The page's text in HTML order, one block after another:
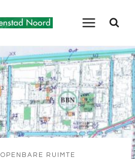
OPENBARE RUIMTE